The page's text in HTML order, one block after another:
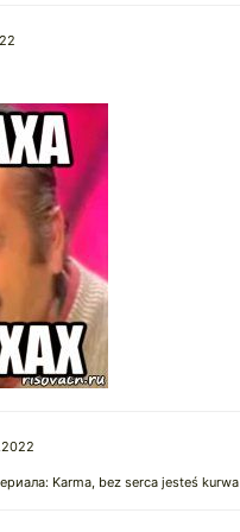
Karma, bez serca jesteś kurwa